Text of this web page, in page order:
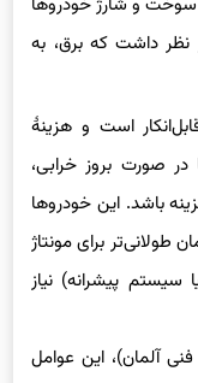
نظر داشت که برق، به
است و هزینهٔ
در صورت بروز خرابی،
باشد. این خودروها
طولانی‌تر برای مونتاژ
پیشرانه) نیاز
آلمان)، این عوامل
دهند.